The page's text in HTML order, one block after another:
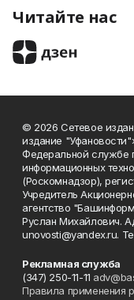
Читайте нас
© 2026 Сетевое
издание
Федеральной службе
информационных
(Роскомнадзор),
Учредитель
агентство
Руслан Михайлович.
unovosti@yandex.ru.
Рекламная служба
(347) 250-11-11
Правила применения